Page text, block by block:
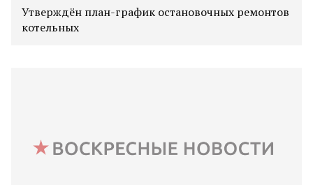
Утверждён план-график остановочных ремонтов
котельных